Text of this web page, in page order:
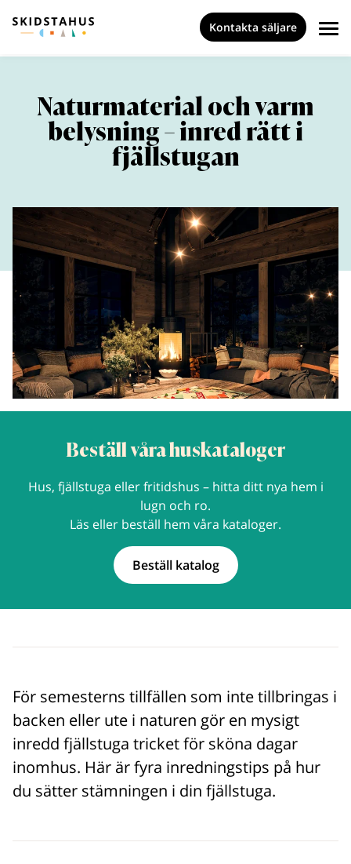
Kontakta säljare
Naturmaterial och varm
belysning – inred rätt i
fjällstugan
Beställ våra huskataloger
Hus, fjällstuga eller fritidshus – hitta ditt nya hem i
lugn och ro.
Läs eller beställ hem våra kataloger.
Beställ katalog
För semesterns tillfällen som inte tillbringas i
backen eller ute i naturen gör en mysigt
inredd fjällstuga tricket för sköna dagar
inomhus. Här är fyra inredningstips på hur
du sätter stämningen i din fjällstuga.